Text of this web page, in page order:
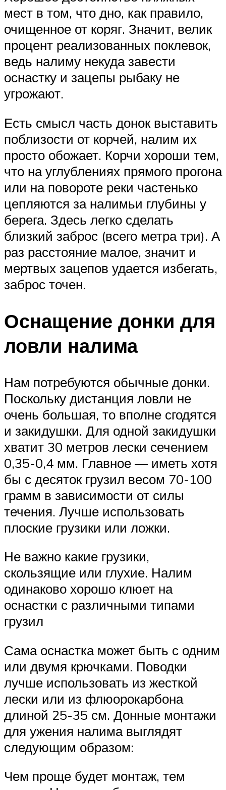
мест в том, что дно, как правило,
очищенное от коряг. Значит, велик
процент реализованных поклевок,
ведь налиму некуда завести
оснастку и зацепы рыбаку не
угрожают.
Есть смысл часть донок выставить
поблизости от корчей, налим их
просто обожает. Корчи хороши тем,
что на углублениях прямого прогона
или на повороте реки частенько
цепляются за налимьи глубины у
берега. Здесь легко сделать
близкий заброс (всего метра три). А
раз расстояние малое, значит и
мертвых зацепов удается избегать,
заброс точен.
Оснащение донки для
ловли налима
Нам потребуются обычные донки.
Поскольку дистанция ловли не
очень большая, то вполне сгодятся
и закидушки. Для одной закидушки
хватит 30 метров лески сечением
0,35-0,4 мм. Главное — иметь хотя
бы с десяток грузил весом 70-100
грамм в зависимости от силы
течения. Лучше использовать
плоские грузики или ложки.
Не важно какие грузики,
скользящие или глухие. Налим
одинаково хорошо клюет на
оснастки с различными типами
грузил
Сама оснастка может быть с одним
или двумя крючками. Поводки
лучше использовать из жесткой
лески или из флюорокарбона
длиной 25-35 см. Донные монтажи
для ужения налима выглядят
следующим образом:
Чем проще будет монтаж, тем